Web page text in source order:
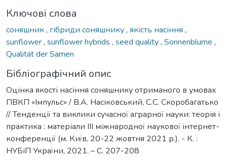
Ключові слова
соняшник, гібриди соняшнику, якість насіння ,
sunflower, sunflower hybrids , seed quality, Sonnenblume ,
Qualität der Samen
Бібліографічний опис
Оцінка якості насіння соняшнику отриманого в умовах
ПВКП «Імпульс» / В.А. Насіковський, С.С. Скоробагатько
// Тенденції та виклики сучасної аграрної науки: теорія і
практика : матеріали IIІ міжнародної наукової інтернет-
конференції (м. Київ, 20-22 жовтня 2021 р.). - К. :
НУБіП України, 2021. – С. 207-208